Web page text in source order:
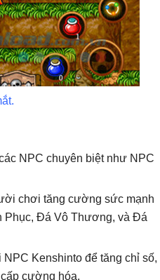
NPC chuyên biệt như NPC
chơi tăng cường sức mạnh
Phục, Đá Vô Thương, và Đá
Kenshinto để tăng chỉ số,
cường hóa.